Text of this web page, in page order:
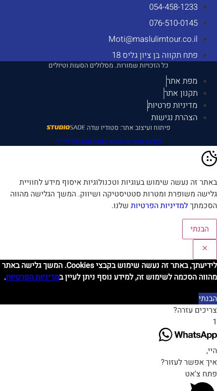
054-458-1233⁩
076-510-0145
Moti@maslulimtour.co.il
פתח תקווה בן ציון גליס 18
כל הזכויות שמורות. מסלולים הסעות וטיולים
מפת אתר
תקנון אתר
מדיניות פרטיות
הצהרת נגישות
פיתוח ועיצוב אתר: סטודיו שדה
קידום אתרים אורגני בגוגל עשהאל דרייר
זה נעשה שימוש בעוגיות וטכנולוגיות איסוף מידע לחוויית
משופרת ומטרות סטטיסטיקה ושיווק. המשך הגלישה מהווה
למדיניות הפרטיותשלנו.
הבנתי
לידיעתך, באתר זה נעשה שימוש בקבצי Cookies. המשך גלישה באתר
הסכמה לשימוש זה, למידע נוסף ניתן לעיין במדיניות הפרטיות.
עזרה?
אפשר לעזור?
צ'אט